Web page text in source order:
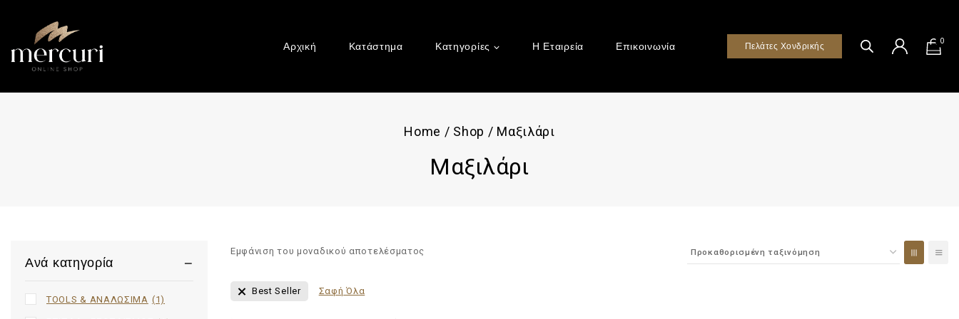
Αρχική Κατάστημα Κατηγορίες Η Εταιρεία Επικοινωνία Πελάτες Χονδρικής 0
Home / Shop / Μαξιλάρι
Μαξιλάρι
Εμφάνιση του μοναδικού αποτελέσματος
Best Seller Σαφή Όλα
Ανά κατηγορία
TOOLS & ΑΝΑΛΩΣΙΜΑ (1)